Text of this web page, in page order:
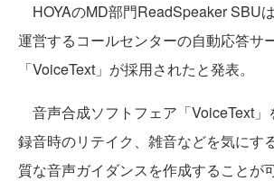
HOYAのMD部門ReadSpeaker SBU
運営するコールセンターの自動応答サ
「VoiceText」が採用されたと発表。
音声合成ソフトフェア「VoiceText
録音時のリテイク、雑音などを気にす
質な音声ガイダンスを作成することが